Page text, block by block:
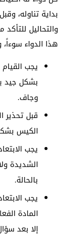
بداية تناوله،
والتحاليل
هذا الدواء
يجب
بشكل جيد
وجاف.
قبل تحذير
الكيس
يجب
الشديدة
بالحالة.
يجب
المادة
إلا بعد